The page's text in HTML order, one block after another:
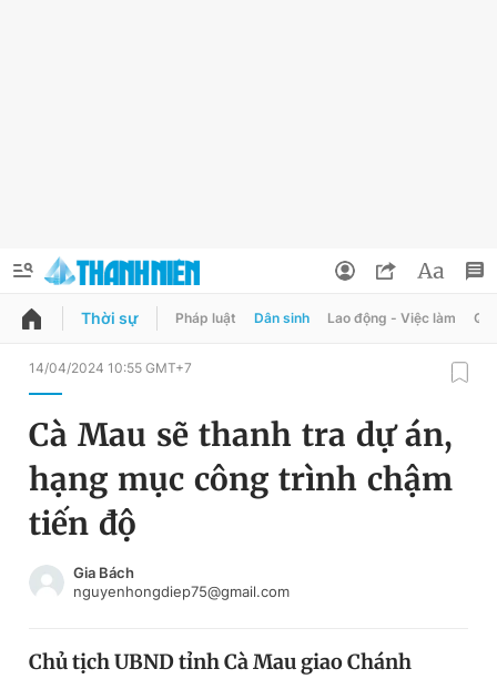
QUẢNG CÁO
Chuyên mục
Chuyên mục khác
Chào ngày mới
Đổi mật khẩu
Tin đã lưu
Tin đã xem
Đăng xuất
Thời sự Pháp luật Dân sinh Lao động - Việc làm
14/04/2024 10:55 GMT+7
Cà Mau sẽ thanh tra dự án,
hạng mục công trình chậm
tiến độ
Gia Bách
nguyenhongdiep75@gmail.com
Chủ tịch UBND tỉnh Cà Mau giao Chánh